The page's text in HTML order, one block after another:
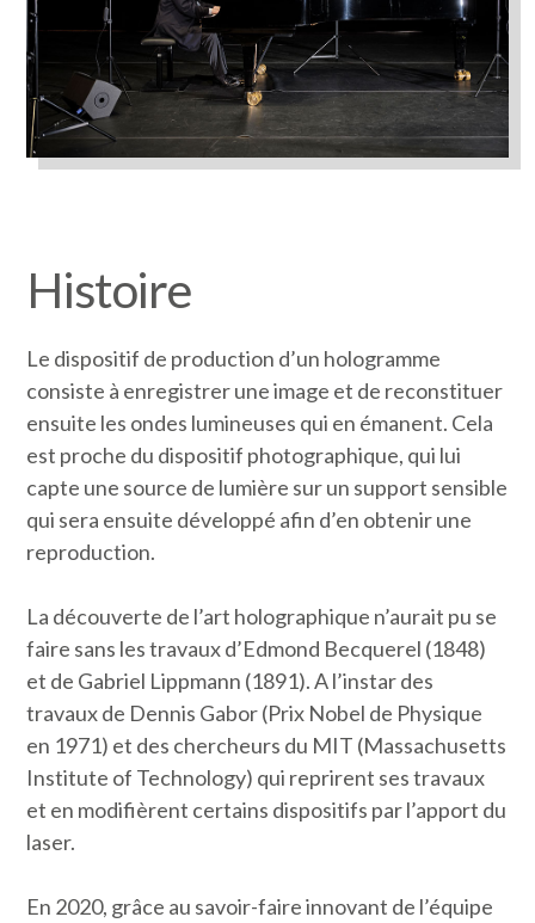
Histoire
Le dispositif de production d’un hologramme
consiste à enregistrer une image et de reconstituer
ensuite les ondes lumineuses qui en émanent. Cela
est proche du dispositif photographique, qui lui
capte une source de lumière sur un support sensible
qui sera ensuite développé afin d’en obtenir une
reproduction.
La découverte de l’art holographique n’aurait pu se
faire sans les travaux d’Edmond Becquerel (1848)
et de Gabriel Lippmann (1891). A l’instar des
travaux de Dennis Gabor (Prix Nobel de Physique
en 1971) et des chercheurs du MIT (Massachusetts
Institute of Technology) qui reprirent ses travaux
et en modifièrent certains dispositifs par l’apport du
laser.
En 2020, grâce au savoir-faire innovant de l’équipe